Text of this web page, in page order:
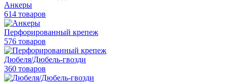
Анкеры
614 товаров
Перфорированный крепеж
576 товаров
Дюбеля/Дюбель-гвозди
360 товаров